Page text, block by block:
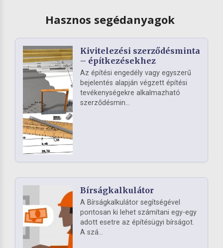
Hasznos segédanyagok
Kivitelezési szerződésminta
– építkezésekhez
Az építési engedély vagy egyszerű
bejelentés alapján végzett építési
tevékenységekre alkalmazható
szerződésmin...
Bírságkalkulátor
A Bírságkalkulátor segítségével
pontosan ki lehet számítani egy-egy
adott esetre az építésügyi bírságot.
A szá...